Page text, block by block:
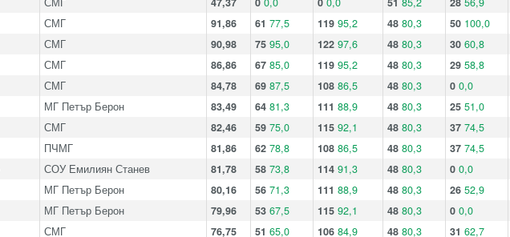
СМГ 91,86 61 77,5 119 95,2 48 80,3 50 100,0
СМГ 90,98 75 95,0 122 97,6 48 80,3 30 60,8
СМГ 86,86 67 85,0 119 95,2 48 80,3 29 58,8
СМГ 84,78 69 87,5 108 86,5 48 80,3 0 0,0
МГ Петър Берон 83,49 64 81,3 111 88,9 48 80,3 25 51,0
СМГ 82,46 59 75,0 115 92,1 48 80,3 37 74,5
ПЧМГ 81,86 62 78,8 108 86,5 48 80,3 37 74,5
СОУ Емилиян Станев 81,78 58 73,8 114 91,3 48 80,3 0 0,0
МГ Петър Берон 80,16 56 71,3 111 88,9 48 80,3 26 52,9
МГ Петър Берон 79,96 53 67,5 115 92,1 48 80,3 0 0,0
СМГ 76,75 51 65,0 106 84,9 48 80,3 31 62,7